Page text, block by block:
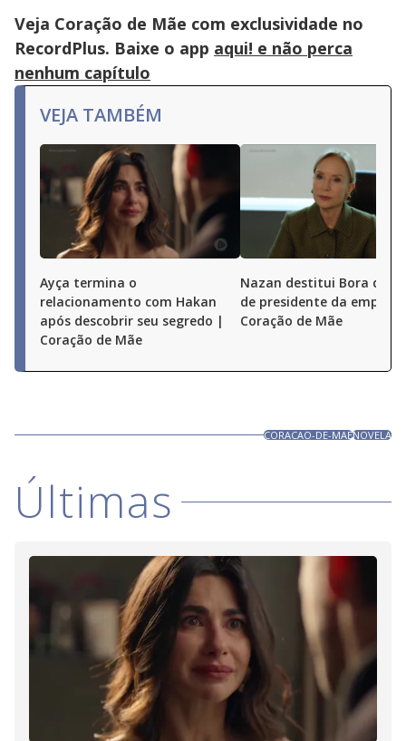
Veja Coração de Mãe com exclusividade no
RecordPlus. Baixe o app aqui! e não perca
nenhum capítulo
VEJA TAMBÉM
Ayça termina o
relacionamento com Hakan
após descobrir seu segredo |
Coração de Mãe
Nazan destitui Bora do
de presidente da
Coração de Mãe
CORACAO-DE-MAENOVELA
Últimas